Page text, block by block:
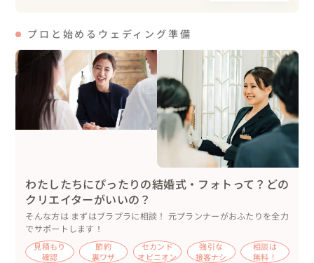
「正式なものも、自然な写真も、両方撮りたい！」とのこ
赤い毛氈を敷き、白無垢の形をお作りして、型物の記念写
真も撮影させていただきました。
新郎様・新婦様ともに楽しそうに自然体の笑顔を見せてく
ださいました。
花嫁さまは、とてもおしゃれなお着物、打掛けをお召しで
す。
特に白無垢の中にお召しの色掛下が素敵☆
日本ならではの和装で写真を！
プロと始めるウェディング準備
わたしたちにぴったりの結婚式・フォトって？どの
クリエイターがいいの？
そんな方は まずはブラプラに相談！ 元プランナーがおふたりを全力
でサポートします！
見積もり
確認
節約
裏ワザ
セカンド
オピニオン
強引な
接客ナシ
相談は
無料！